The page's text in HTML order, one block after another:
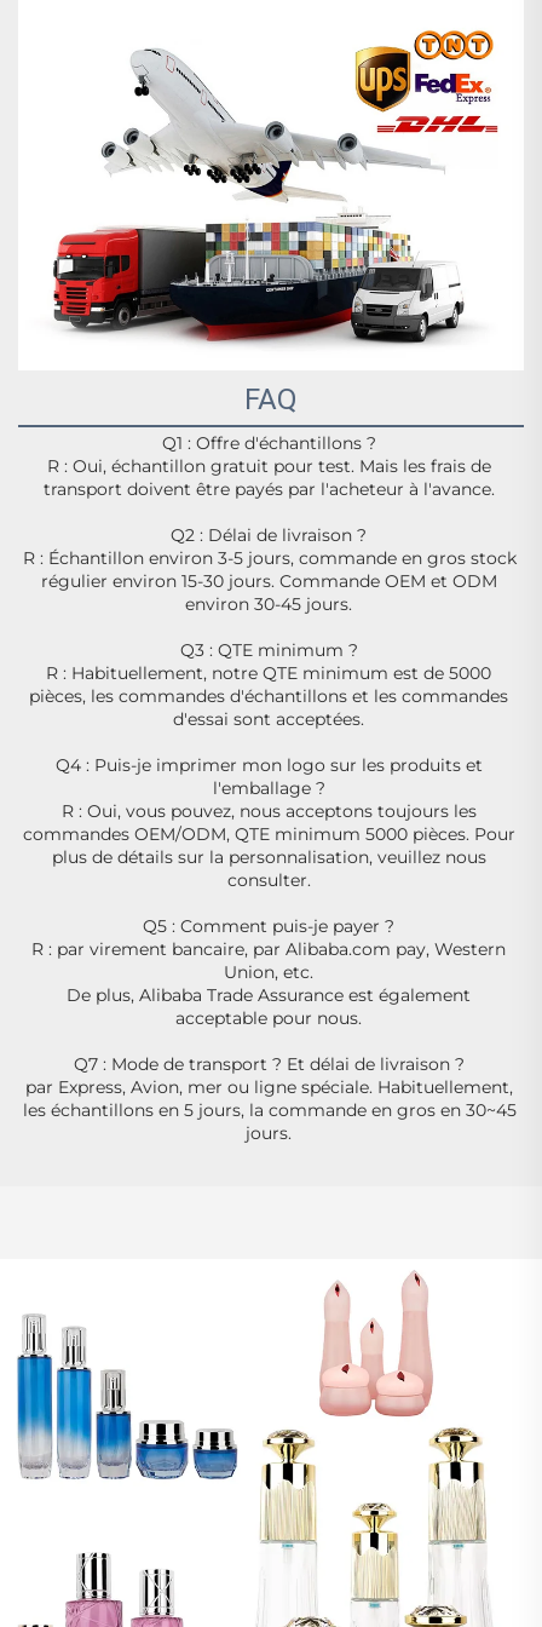
FAQ
Q1 : Offre d'échantillons ?
R : Oui, échantillon gratuit pour test. Mais les frais de
transport doivent être payés par l'acheteur à l'avance.
Q2 : Délai de livraison ?
R : Échantillon environ 3-5 jours, commande en gros stock
régulier environ 15-30 jours. Commande OEM et ODM
environ 30-45 jours.
Q3 : QTE minimum ?
R : Habituellement, notre QTE minimum est de 5000
pièces, les commandes d'échantillons et les commandes
d'essai sont acceptées.
Q4 : Puis-je imprimer mon logo sur les produits et
l'emballage ?
R : Oui, vous pouvez, nous acceptons toujours les
commandes OEM/ODM, QTE minimum 5000 pièces. Pour
plus de détails sur la personnalisation, veuillez nous
consulter.
Q5 : Comment puis-je payer ?
R : par virement bancaire, par Alibaba.com pay, Western
Union, etc.
De plus, Alibaba Trade Assurance est également
acceptable pour nous.
Q7 : Mode de transport ? Et délai de livraison ?
par Express, Avion, mer ou ligne spéciale. Habituellement,
les échantillons en 5 jours, la commande en gros en 30~45
jours.